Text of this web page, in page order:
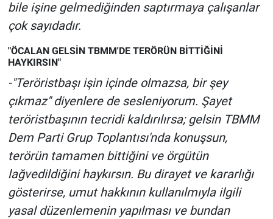
bile işine gelmediğinden saptırmaya çalışanlar
çok sayıdadır.
"ÖCALAN GELSİN TBMM'DE TERÖRÜN BİTTİĞİNİ
HAYKIRSIN"
-"Teröristbaşı işin içinde olmazsa, bir şey
çıkmaz" diyenlere de sesleniyorum. Şayet
teröristbaşının tecridi kaldırılırsa; gelsin TBMM
Dem Parti Grup Toplantısı'nda konuşsun,
terörün tamamen bittiğini ve örgütün
lağvedildiğini haykırsın. Bu dirayet ve kararlığı
gösterirse, umut hakkının kullanılmıyla ilgili
yasal düzenlemenin yapılması ve bundan